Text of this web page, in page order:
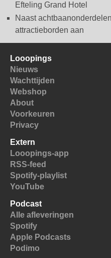
Efteling Grand Hotel
Naast
attractieborden aan
Looopings
Nieuws
Wachttijden
Webshop
About
Voorkeuren
Privacy
Extern
Looopings-app
RSS-feed
Spotify-playlist
YouTube
Podcast
Alle afleveringen
Spotify
Apple Podcasts
Podimo